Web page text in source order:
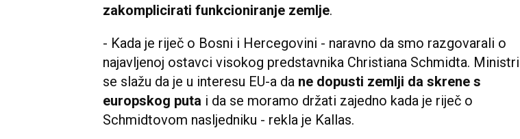
zakomplicirati funkcioniranje zemlje.
- Kada je riječ o Bosni i Hercegovini - naravno da smo razgovarali o
najavljenoj ostavci visokog predstavnika Christiana Schmidta. Ministri
se slažu da je u interesu EU-a da ne dopusti zemlji da skrene s
europskog puta i da se moramo držati zajedno kada je riječ o
Schmidtovom nasljedniku - rekla je Kallas.